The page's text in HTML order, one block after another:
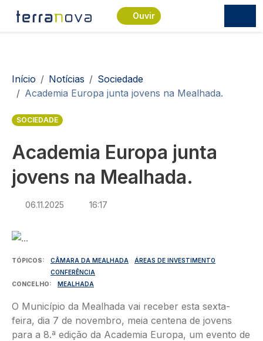
Passar para o conteúdo principal
Ouvir
Navegação estrutural
Início Notícias
Sociedade
Academia Europa junta jovens na Mealhada.
SOCIEDADE
Academia Europa junta
jovens na Mealhada.
06.11.2025 16:17
Imagem
TÓPICOS CÂMARA DA MEALHADA
ÁREAS DE INVESTIMENTO
CONFERÊNCIA
CONCELHO
MEALHADA
O Município da Mealhada vai receber esta sexta-
feira, dia 7 de novembro, meia centena de jovens
para a 8.ª edição da Academia Europa, um evento de